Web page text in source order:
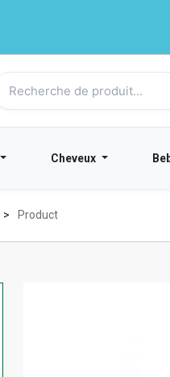
Cheveux
Product